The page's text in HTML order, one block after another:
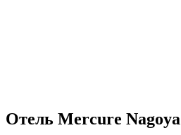
Отель Mercure